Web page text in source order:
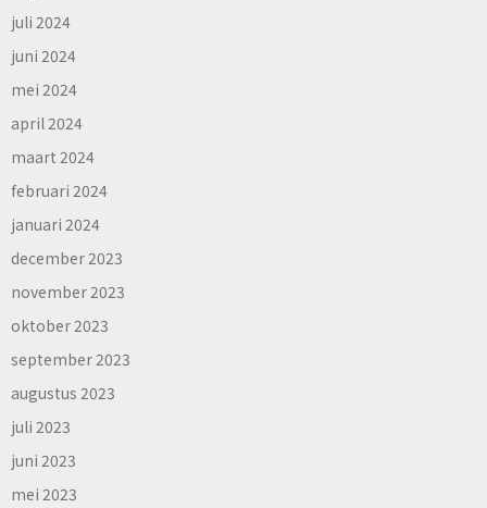
juli 2024
juni 2024
mei 2024
april 2024
maart 2024
februari 2024
januari 2024
december 2023
november 2023
oktober 2023
september 2023
augustus 2023
juli 2023
juni 2023
mei 2023